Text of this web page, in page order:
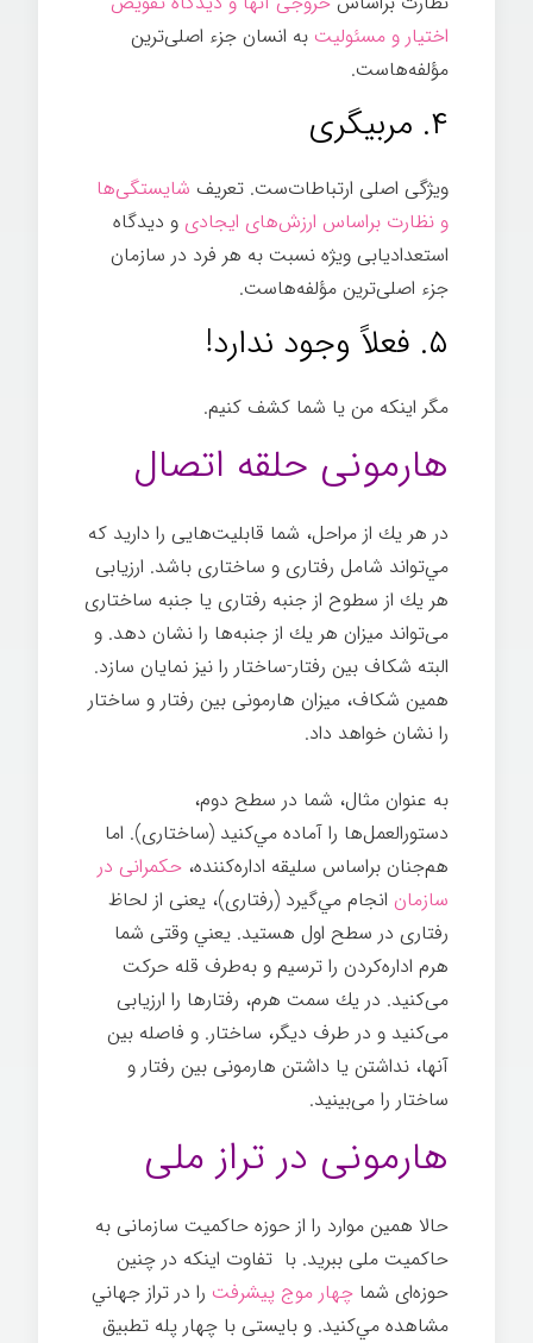
اختيار و مسئوليت به انسان جزء اصلی‌ترين
مؤلفه‌هاست.
۴. مربیگری
ويژگی اصلی ارتباطات‌ست. تعريف شايستگی‌ها
و نظارت براساس ارزش‌های ايجادی و ديدگاه
استعداديابی ويژه نسبت به هر فرد در سازمان
جزء اصلی‌ترين مؤلفه‌هاست.
۵. فعلاً وجود ندارد!
مگر اينكه من يا شما كشف كنيم.
هارمونی حلقه اتصال
در هر يك از مراحل، شما قابليت‌هایی را داريد كه
مي‌تواند شامل رفتاری و ساختاری باشد. ارزيابی
هر يك از سطوح از جنبه رفتاری يا جنبه ساختاری
می‌تواند ميزان هر يك از جنبه‌ها را نشان دهد. و
البته شكاف بين رفتار-ساختار را نيز نمايان سازد.
همين شكاف، ميزان هارمونی بين رفتار و ساختار
را نشان خواهد داد.
به عنوان مثال، شما در سطح دوم،
دستورالعمل‌ها را آماده مي‌كنيد (ساختاری). اما
هم‌جنان براساس سليقه اداره‌کننده، حكمرانی در
سازمان انجام مي‌گيرد (رفتاری)، يعنی از لحاظ
رفتاری در سطح اول هستيد. يعني وقتی شما
هرم اداره‌کردن را ترسيم و به‌طرف قله حركت
می‌كنيد. در يك سمت هرم، رفتارها را ارزيابی
می‌كنيد و در طرف ديگر، ساختار. و فاصله بين
آنها، نداشتن يا داشتن هارمونی بين رفتار و
ساختار را می‌بينيد.
هارمونی در تراز ملی
حالا همين موارد را از حوزه حاكميت سازمانی به
حاكميت ملی ببرید. با تفاوت اينكه در چنين
حوزه‌ای شما چهار موج پيشرفت را در تراز جهاني
مشاهده مي‌كنيد. و بايستی با چهار پله تطبيق